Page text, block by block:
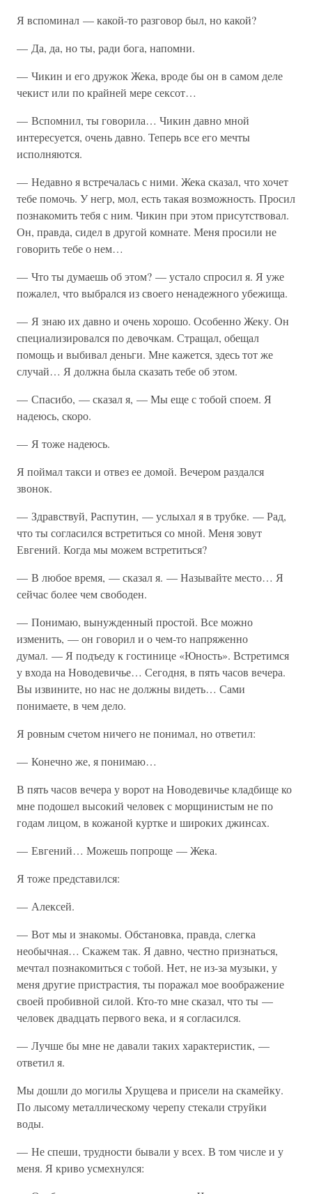
Я вспоминал — какой-то разговор был, но какой?
— Да, да, но ты, ради бога, напомни.
— Чикин и его дружок Жека, вроде бы он в самом деле
чекист или по крайней мере сексот…
— Вспомнил, ты говорила… Чикин давно мной
интересуется, очень давно. Теперь все его мечты
исполняются.
— Недавно я встречалась с ними. Жека сказал, что хочет
тебе помочь. У негр, мол, есть такая возможность. Просил
познакомить тебя с ним. Чикин при этом присутствовал.
Он, правда, сидел в другой комнате. Меня просили не
говорить тебе о нем…
— Что ты думаешь об этом? — устало спросил я. Я уже
пожалел, что выбрался из своего ненадежного убежища.
— Я знаю их давно и очень хорошо. Особенно Жеку. Он
специализировался по девочкам. Стращал, обещал
помощь и выбивал деньги. Мне кажется, здесь тот же
случай… Я должна была сказать тебе об этом.
— Спасибо, — сказал я, — Мы еще с тобой споем. Я
надеюсь, скоро.
— Я тоже надеюсь.
Я поймал такси и отвез ее домой. Вечером раздался
звонок.
— Здравствуй, Распутин, — услыхал я в трубке. — Рад,
что ты согласился встретиться со мной. Меня зовут
Евгений. Когда мы можем встретиться?
— В любое время, — сказал я. — Называйте место… Я
сейчас более чем свободен.
— Понимаю, вынужденный простой. Все можно
изменить, — он говорил и о чем-то напряженно
думал. — Я подъеду к гостинице «Юность». Встретимся
у входа на Новодевичье… Сегодня, в пять часов вечера.
Вы извините, но нас не должны видеть… Сами
понимаете, в чем дело.
Я ровным счетом ничего не понимал, но ответил:
— Конечно же, я понимаю…
В пять часов вечера у ворот на Новодевичье кладбище ко
мне подошел высокий человек с морщинистым не по
годам лицом, в кожаной куртке и широких джинсах.
— Евгений… Можешь попроще — Жека.
Я тоже представился:
— Алексей.
— Вот мы и знакомы. Обстановка, правда, слегка
необычная… Скажем так. Я давно, честно признаться,
мечтал познакомиться с тобой. Нет, не из-за музыки, у
меня другие пристрастия, ты поражал мое воображение
своей пробивной силой. Кто-то мне сказал, что ты —
человек двадцать первого века, и я согласился.
— Лучше бы мне не давали таких характеристик, —
ответил я.
Мы дошли до могилы Хрущева и присели на скамейку.
По лысому металлическому черепу стекали струйки
воды.
— Не спеши, трудности бывали у всех. В том числе и у
меня. Я криво усмехнулся: